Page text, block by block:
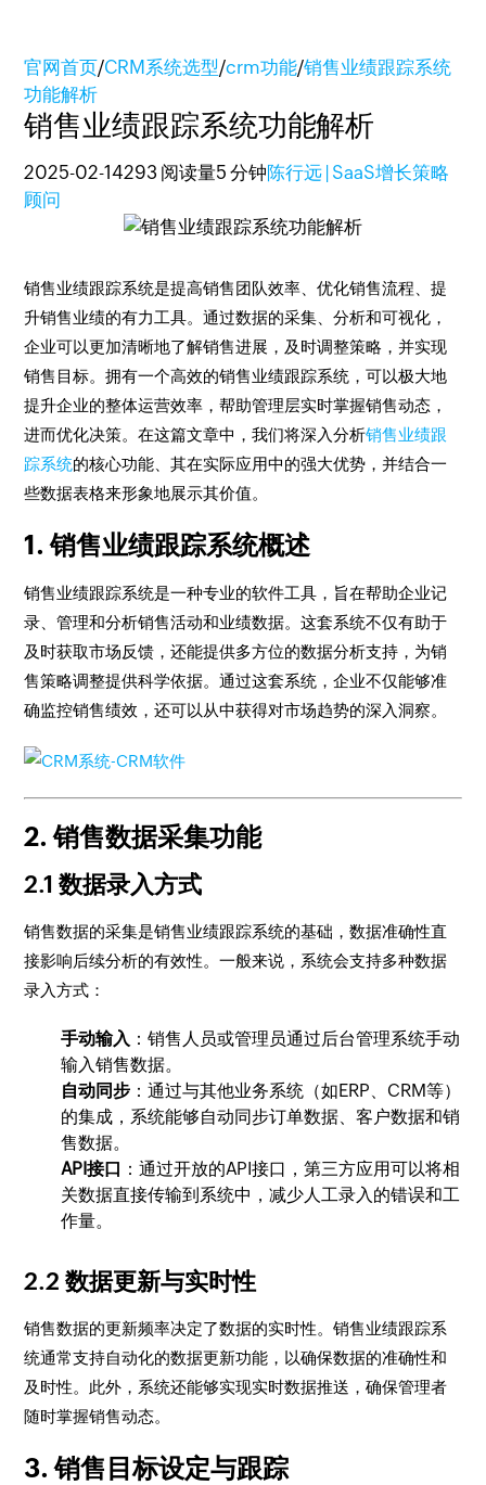
官网首页/CRM系统选型/crm功能/销售业绩跟踪系统
功能解析
销售业绩跟踪系统功能解析
2025-02-14293 阅读量5 分钟陈行远 | SaaS增长策略
顾问
销售业绩跟踪系统是提高销售团队效率、优化销售流程、提
升销售业绩的有力工具。通过数据的采集、分析和可视化，
企业可以更加清晰地了解销售进展，及时调整策略，并实现
销售目标。拥有一个高效的销售业绩跟踪系统，可以极大地
提升企业的整体运营效率，帮助管理层实时掌握销售动态，
进而优化决策。在这篇文章中，我们将深入分析销售业绩跟
踪系统的核心功能、其在实际应用中的强大优势，并结合一
些数据表格来形象地展示其价值。
1. 销售业绩跟踪系统概述
销售业绩跟踪系统是一种专业的软件工具，旨在帮助企业记
录、管理和分析销售活动和业绩数据。这套系统不仅有助于
及时获取市场反馈，还能提供多方位的数据分析支持，为销
售策略调整提供科学依据。通过这套系统，企业不仅能够准
确监控销售绩效，还可以从中获得对市场趋势的深入洞察。
2. 销售数据采集功能
2.1 数据录入方式
销售数据的采集是销售业绩跟踪系统的基础，数据准确性直
接影响后续分析的有效性。一般来说，系统会支持多种数据
录入方式：
手动输入 ：销售人员或管理员通过后台管理系统手动
输入销售数据。
自动同步 ：通过与其他业务系统（如ERP、CRM等）
的集成，系统能够自动同步订单数据、客户数据和销
售数据。
API接口 ：通过开放的API接口，第三方应用可以将相
关数据直接传输到系统中，减少人工录入的错误和工
作量。
2.2 数据更新与实时性
销售数据的更新频率决定了数据的实时性。销售业绩跟踪系
统通常支持自动化的数据更新功能，以确保数据的准确性和
及时性。此外，系统还能够实现实时数据推送，确保管理者
随时掌握销售动态。
3. 销售目标设定与跟踪